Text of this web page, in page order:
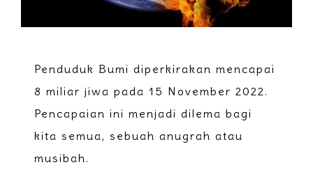
Penduduk Bumi diperkirakan mencapai
8 miliar jiwa pada 15 November 2022.
Pencapaian ini menjadi dilema bagi
kita semua, sebuah anugrah atau
musibah.